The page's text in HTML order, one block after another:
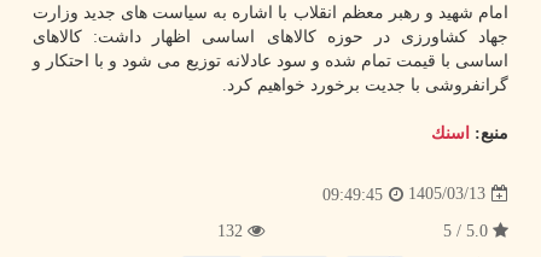
امام شهید و رهبر معظم انقلاب با اشاره به سیاست های جدید وزارت
جهاد کشاورزی در حوزه کالاهای اساسی اظهار داشت: کالاهای
اساسی با قیمت تمام شده و سود عادلانه توزیع می شود و با احتکار و
گرانفروشی با جدیت برخورد خواهیم کرد.
منبع: اسنك
1405/03/13
09:49:45